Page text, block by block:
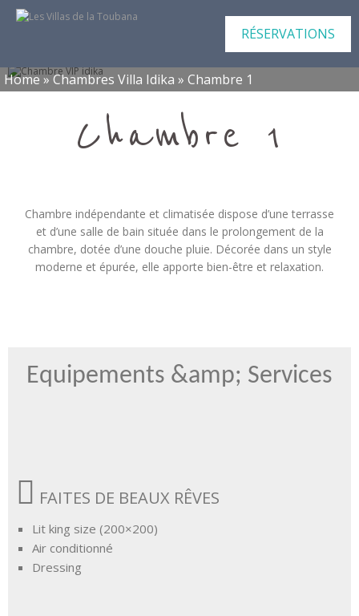
RÉSERVATIONS
Home»Chambres Villa Idika » Chambre 1
Chambre 1
Chambre indépendante et climatisée dispose d’une terrasse
et d’une salle de bain située dans le prolongement de la
chambre, dotée d’une douche pluie. Décorée dans un style
moderne et épurée, elle apporte bien-être et relaxation.
Equipements &amp; Services
FAITES DE BEAUX RÊVES
Lit king size (200×200)
Air conditionné
Dressing